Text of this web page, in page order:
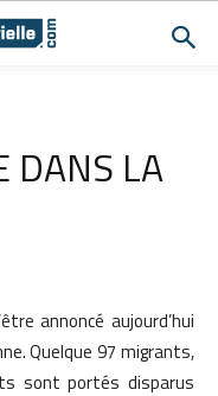
DANS LA
annoncé aujourd’hui
Quelque 97 migrants,
sont portés disparus